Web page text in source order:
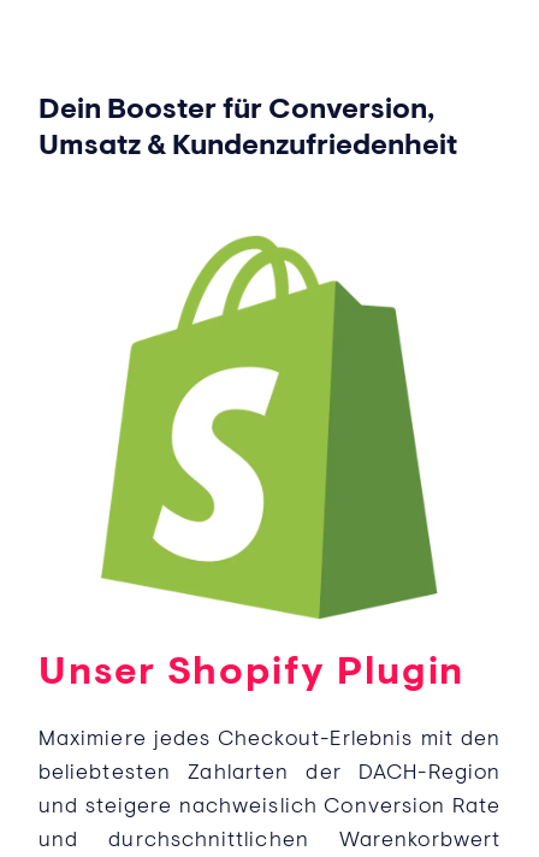
Dein Booster für Conversion,
Umsatz & Kundenzufriedenheit
Unser Shopify Plugin
Maximiere jedes Checkout-Erlebnis mit den
beliebtesten Zahlarten der DACH-Region
und steigere nachweislich Conversion Rate
und durchschnittlichen Warenkorbwert